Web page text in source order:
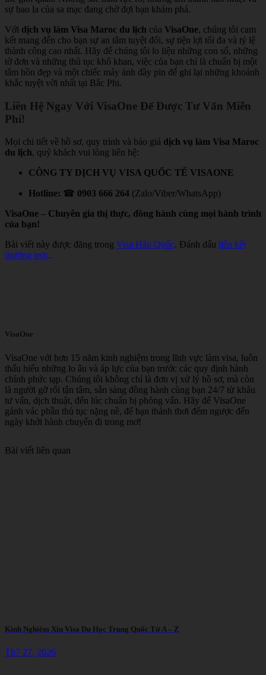
sự bao la của sa mạc đang chờ đợi bạn khám phá.
Với dịch vụ làm Visa Maroc du lịch của VisaOne, chúng tôi cam
kết mang đến cho bạn sự an tâm tuyệt đối, sự tiện lợi tối đa và tỷ lệ
thành công cao nhất. Hãy để chúng tôi lo liệu những con số, những
tờ đơn và những thủ tục khô khan, việc của bạn chỉ là chuẩn bị một
tâm hồn đẹp và một chiếc máy ảnh đầy pin để ghi lại những khoảnh
khắc tuyệt vời nhất tại Bắc Phi.
Liên Hệ Ngay Với VisaOne Để Được Tư Vấn Miễn
Phí!
Mọi chi tiết về hồ sơ, quy trình và báo giá dịch vụ làm Visa Maroc
du lịch, quý khách vui lòng liên hệ:
CÔNG TY DỊCH VỤ VISA QUỐC TẾ VISAONE
Hotline: ☎ 0903 666 264 (Zalo/Viber/WhatsApp)
VisaOne – Chuyên gia thị thực, đồng hành cùng mọi hành trình
của bạn!
Bài viết này được đăng trong Visa Hàn Quốc. Đánh dấu liên kết
thường trực.
VisaOne
VisaOne với hơn 15 năm kinh nghiệm trong lĩnh vực làm visa, luôn
thấu hiểu những lo âu và áp lực của bạn trước các quy định hành
chính phức tạp. Chúng tôi không chỉ là đơn vị xử lý hồ sơ, mà còn
là người gỡ rối tận tâm, sẵn sàng đồng hành cùng bạn 24/7 từ khâu
tư vấn, dịch thuật, đến lúc chuẩn bị phỏng vấn. Hãy để VisaOne
gánh vác phần thủ tục nặng nề, để bạn thảnh thơi đếm ngược đến
ngày khởi hành chuyến đi trong mơ!
Bài viết liên quan
Kinh Nghiệm Xin Visa Du Học Trung Quốc Từ A – Z
Th7 27, 2026